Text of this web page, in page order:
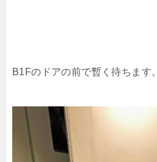
B1Fのドアの前で暫く待ちます。